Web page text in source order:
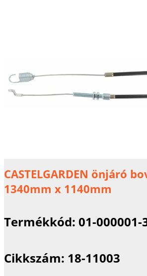
CASTELGARDEN önjáró
1340mm x 1140mm
Termékkód: 01-000001-
Cikkszám: 18-11003